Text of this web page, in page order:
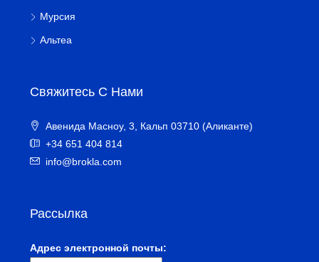
Мурсия
Альтеа
Свяжитесь С Нами
Авенида Масноу, 3, Кальп 03710 (Аликанте)
+34 651 404 814
info@brokla.com
Рассылка
Адрес электронной почты: